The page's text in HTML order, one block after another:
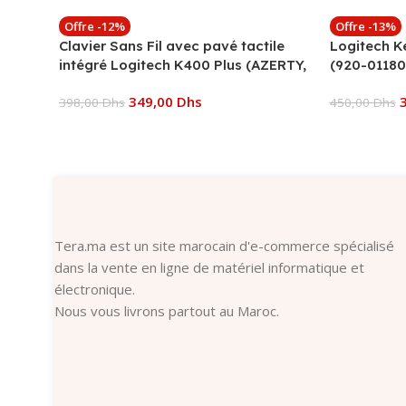
Offre -12%
Clavier Sans Fil avec pavé tactile
intégré Logitech K400 Plus (AZERTY,
398,00Dhs 349,00 Dhs
Offre -13%
Logitech
(920-
450,00Dhs
Tera.ma est un site marocain d'e-commerce spécialisé
dans la vente en ligne de matériel informatique et
électronique.
Nous vous livrons partout au Maroc.